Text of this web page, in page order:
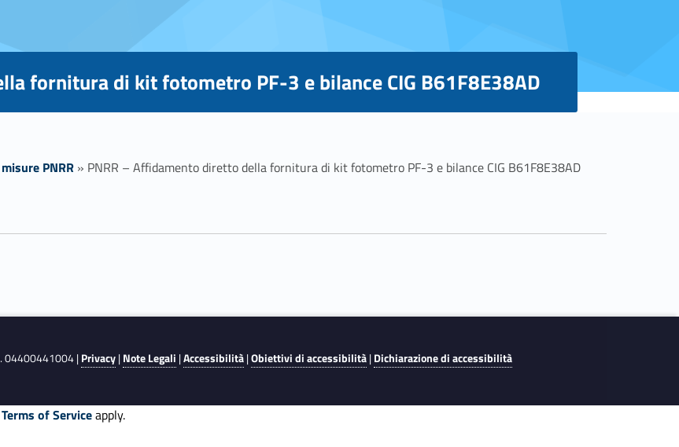
fornitura di kit fotometro PF-3 e bilance CIG B61F8E38AD
PNRR » PNRR – Affidamento diretto della fornitura di kit fotometro PF-3 e bilance CIG B61F8E38AD
04400441004 |Privacy|Note Legali |Accessibilità|Obiettivi di accessibilità|Dichiarazione di accessibilità
Terms of Serviceapply.